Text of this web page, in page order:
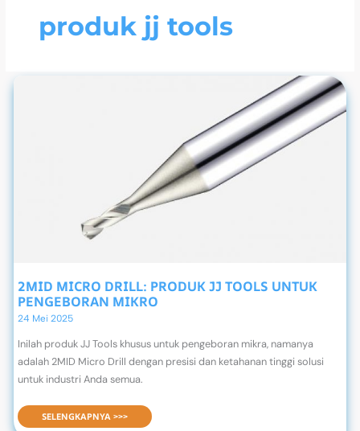
produk jj tools
2MID MICRO DRILL: PRODUK JJ TOOLS UNTUK
PENGEBORAN MIKRO
24 Mei 2025
Inilah produk JJ Tools khusus untuk pengeboran mikra, namanya
adalah 2MID Micro Drill dengan presisi dan ketahanan tinggi solusi
untuk industri Anda semua.
2MID MICRO DRILL: PRODUK JJ TOOLS UNTUK PENGEBORAN MIKRO
SELENGKAPNYA >>>